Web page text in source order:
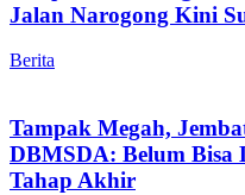
Jalan Narogong Kini
Berita
Tampak Megah,
DBMSDA: Belum Bisa
Tahap Akhir